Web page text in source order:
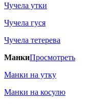
Чучела утки
Чучела гуся
Чучела тетерева
МанкиПросмотреть
Манки на утку
Манки на косулю